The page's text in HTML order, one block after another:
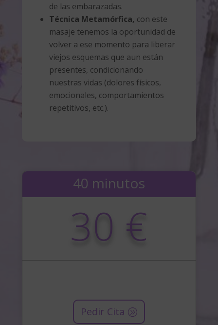
de las embarazadas.
Técnica Metamórfica, con este
masaje tenemos la oportunidad de
volver a ese momento para liberar
viejos esquemas que aun están
presentes, condicionando
nuestras vidas (dolores físicos,
emocionales, comportamientos
repetitivos, etc.).
40 minutos
30 €
Pedir Cita